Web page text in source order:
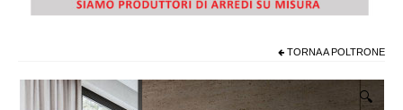
TORNA A POLTRONE
🔍